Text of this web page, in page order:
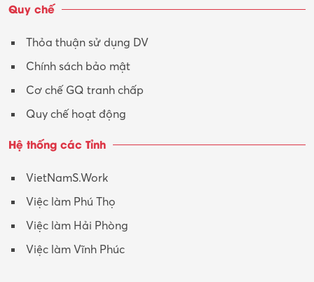
Y tế-Dược
Quy chế
Thỏa thuận sử dụng DV
Chính sách bảo mật
Cơ chế GQ tranh chấp
Quy chế hoạt động
Hệ thống các Tỉnh
VietNamS.Work
Việc làm Phú Thọ
Việc làm Hải Phòng
Việc làm Vĩnh Phúc